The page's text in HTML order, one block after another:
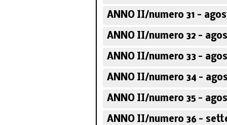
ANNO II/numero 31 -
ANNO II/numero 32 -
ANNO II/numero 33 -
ANNO II/numero 34 -
ANNO II/numero 35 -
ANNO II/numero 36 -